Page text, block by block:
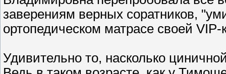
заверениям верных соратников,
ортопедическом матрасе своей
Удивительно то, насколько